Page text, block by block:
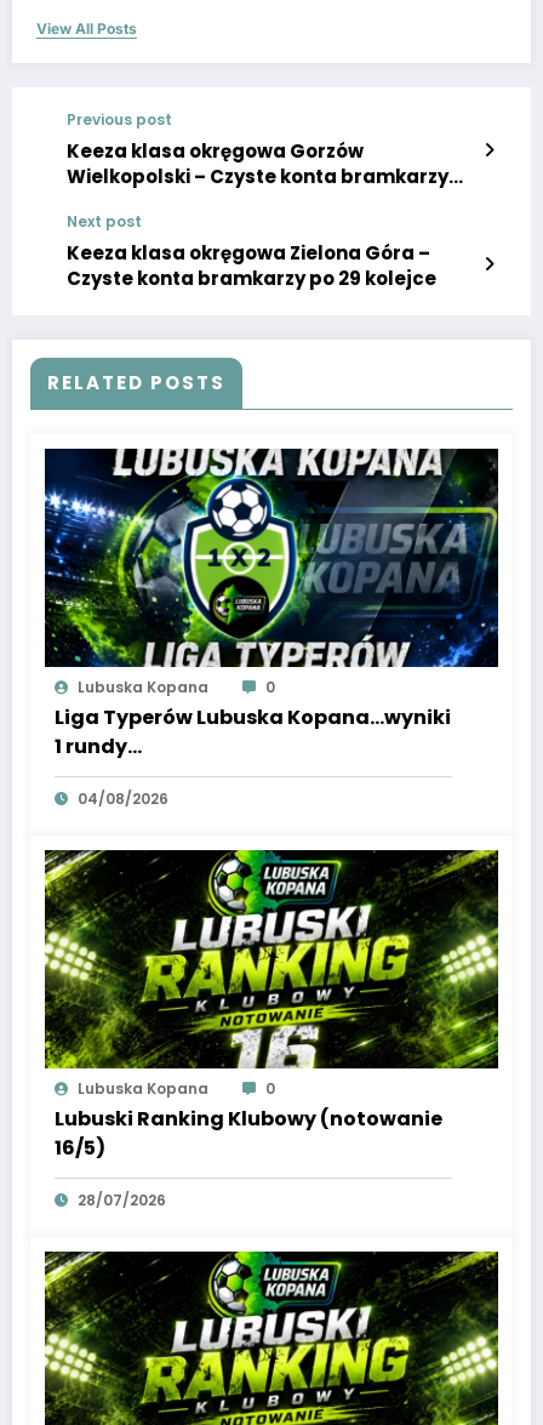
View All Posts
Previous post
Keeza klasa okręgowa Gorzów
Wielkopolski – Czyste konta bramkarzy
Next post
Keeza klasa okręgowa Zielona Góra –
Czyste konta bramkarzy po 29 kolejce
RELATED POSTS
Lubuska Kopana 0
Liga Typerów Lubuska Kopana…wyniki
1 rundy…
04/08/2026
Lubuska Kopana 0
Lubuski Ranking Klubowy (notowanie
16/5)
28/07/2026